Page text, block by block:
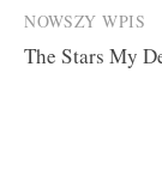
NOWSZY WPIS
The Stars My